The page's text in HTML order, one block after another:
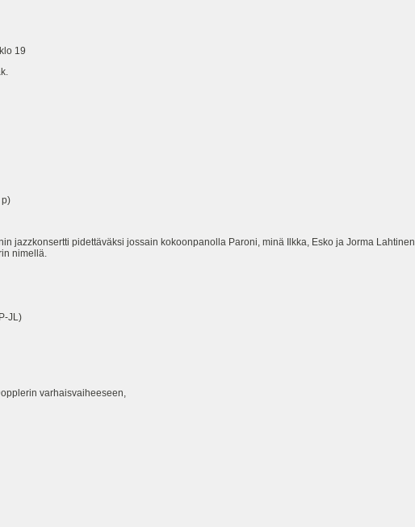
19
pidettäväksi jossain kokoonpanolla Paroni, minä Ilkka, Esko ja Jorma Lahtinen
nimellä.
JL)
varhaisvaiheeseen,